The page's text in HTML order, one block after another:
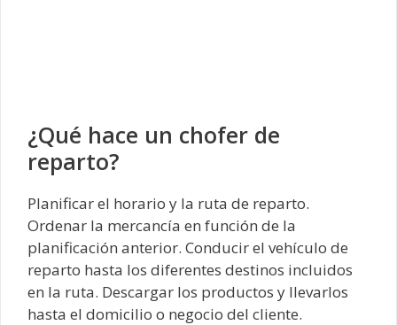
¿Qué hace un chofer de
reparto?
Planificar el horario y la ruta de reparto.
Ordenar la mercancía en función de la
planificación anterior. Conducir el vehículo de
reparto hasta los diferentes destinos incluidos
en la ruta. Descargar los productos y llevarlos
hasta el domicilio o negocio del cliente.